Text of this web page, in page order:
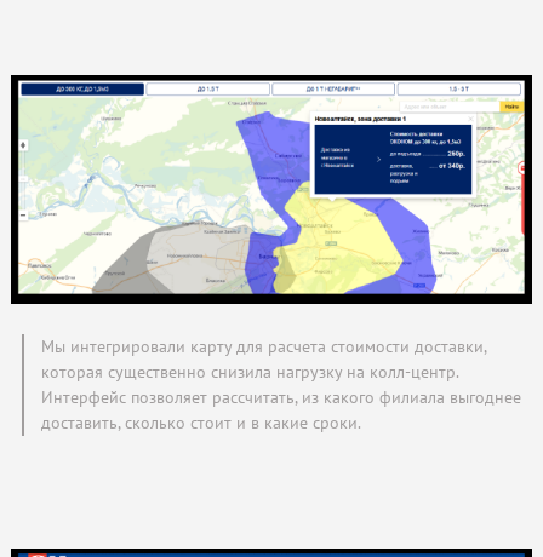
Мы интегрировали карту для расчета стоимости доставки,
которая существенно снизила нагрузку на колл-центр.
Интерфейс позволяет рассчитать, из какого филиала выгоднее
доставить, сколько стоит и в какие сроки.